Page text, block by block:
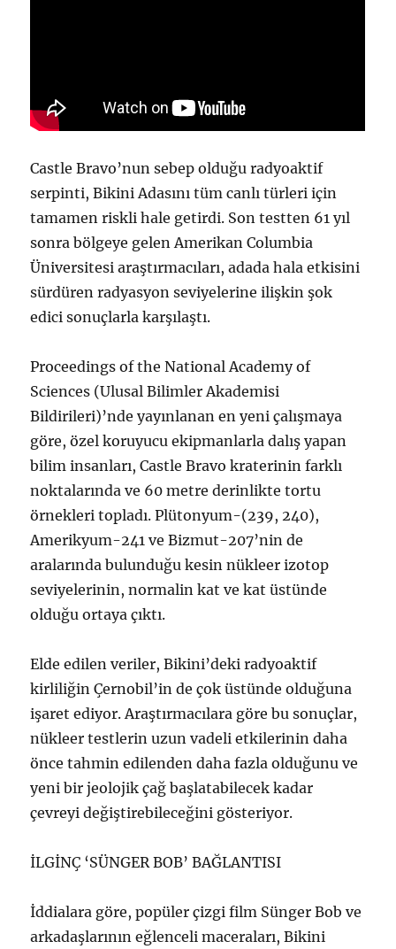
Castle Bravo’nun sebep olduğu radyoaktif
serpinti, Bikini Adasını tüm canlı türleri için
tamamen riskli hale getirdi. Son testten 61 yıl
sonra bölgeye gelen Amerikan Columbia
Üniversitesi araştırmacıları, adada hala etkisini
sürdüren radyasyon seviyelerine ilişkin şok
edici sonuçlarla karşılaştı.
Proceedings of the National Academy of
Sciences (Ulusal Bilimler Akademisi
Bildirileri)’nde yayınlanan en yeni çalışmaya
göre, özel koruyucu ekipmanlarla dalış yapan
bilim insanları, Castle Bravo kraterinin farklı
noktalarında ve 60 metre derinlikte tortu
örnekleri topladı. Plütonyum-(239, 240),
Amerikyum-241 ve Bizmut-207’nin de
aralarında bulunduğu kesin nükleer izotop
seviyelerinin, normalin kat ve kat üstünde
olduğu ortaya çıktı.
Elde edilen veriler, Bikini’deki radyoaktif
kirliliğin Çernobil’in de çok üstünde olduğuna
işaret ediyor. Araştırmacılara göre bu sonuçlar,
nükleer testlerin uzun vadeli etkilerinin daha
önce tahmin edilenden daha fazla olduğunu ve
yeni bir jeolojik çağ başlatabilecek kadar
çevreyi değiştirebileceğini gösteriyor.
İLGİNÇ ‘SÜNGER BOB’ BAĞLANTISI
İddialara göre, popüler çizgi film Sünger Bob ve
arkadaşlarının eğlenceli maceraları, Bikini